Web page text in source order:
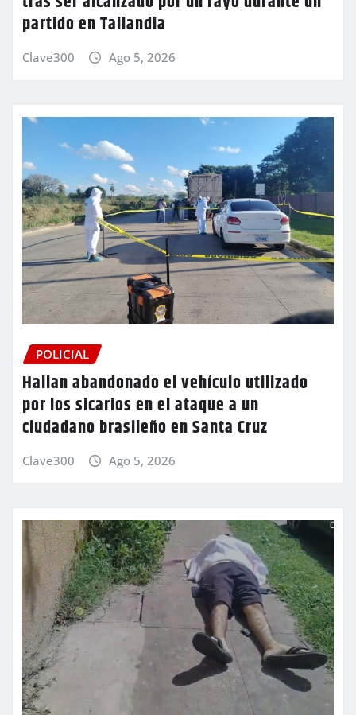
partido en Tailandia
Clave300 Ago 5, 2026
POLICIAL
Hallan abandonado el vehículo utilizado
por los sicarios en el ataque a un
ciudadano brasileño en Santa Cruz
Clave300 Ago 5, 2026